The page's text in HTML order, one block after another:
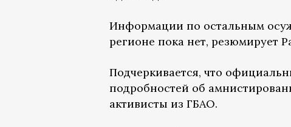
Информации по остальным
регионе пока нет, резюмирует
Подчеркивается, что
подробностей об
активисты из ГБАО.